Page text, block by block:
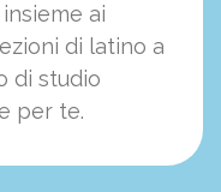
insieme ai
zioni di latino a
di studio
per te.